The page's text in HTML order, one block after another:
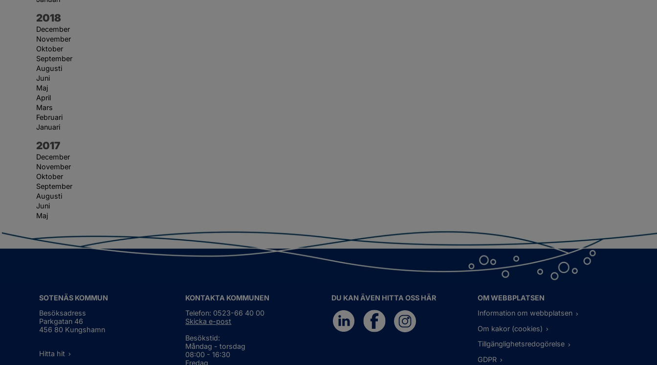
År:
2018
December
November
Oktober
September
Augusti
Juni
Maj
April
Mars
Februari
Januari
År:
2017
December
November
Oktober
September
Augusti
Juni
Maj
SOTENÄS KOMMUN
Besöksadress
Parkgatan 46
456 80 Kungshamn
Hitta hit
KONTAKTA KOMMUNEN
Telefon: 0523-66 40 00
Skicka e-post
Besökstid:
Måndag - torsdag
08:00 - 16:30
Fredag
DU KAN ÄVEN HITTA OSS HÄR
OM WEBBPLATSEN
Information om webbplatsen
Om kakor (cookies)
Tillgänglighetsredogörelse
GDPR